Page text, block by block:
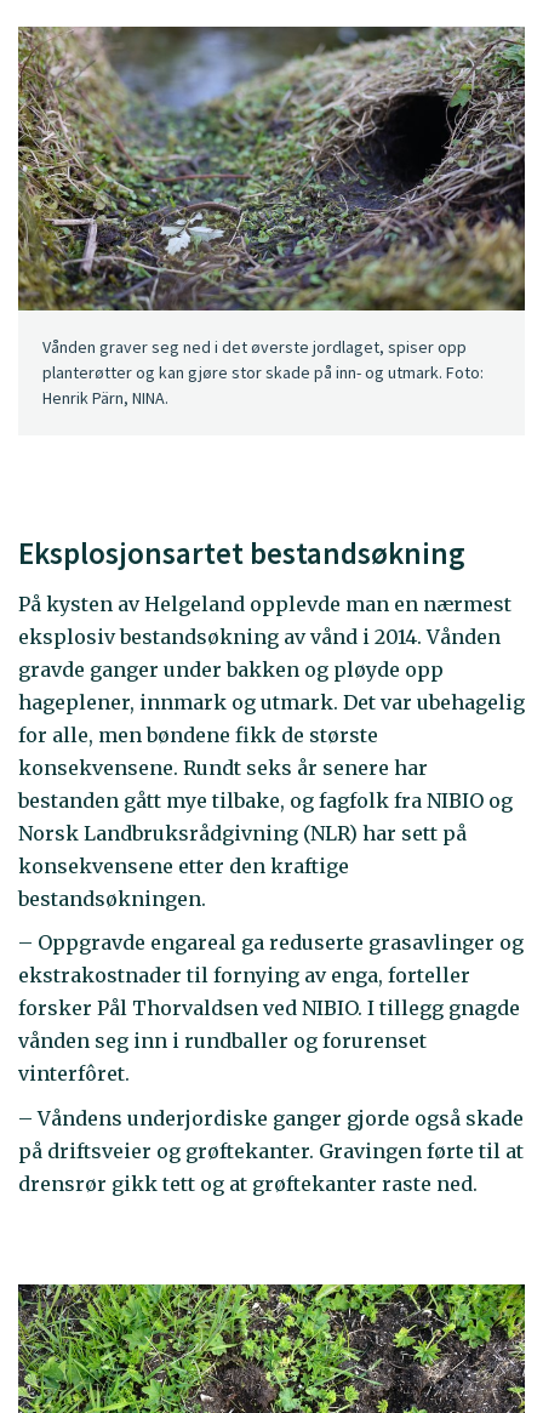
Vånden graver seg ned i det øverste jordlaget, spiser opp
planterøtter og kan gjøre stor skade på inn- og utmark. Foto:
Henrik Pärn, NINA.
Eksplosjonsartet bestandsøkning
På kysten av Helgeland opplevde man en nærmest
eksplosiv bestandsøkning av vånd i 2014. Vånden
gravde ganger under bakken og pløyde opp
hageplener, innmark og utmark. Det var ubehagelig
for alle, men bøndene fikk de største
konsekvensene. Rundt seks år senere har
bestanden gått mye tilbake, og fagfolk fra NIBIO og
Norsk Landbruksrådgivning (NLR) har sett på
konsekvensene etter den kraftige
bestandsøkningen.
– Oppgravde engareal ga reduserte grasavlinger og
ekstrakostnader til fornying av enga, forteller
forsker Pål Thorvaldsen ved NIBIO. I tillegg gnagde
vånden seg inn i rundballer og forurenset
vinterfôret.
– Våndens underjordiske ganger gjorde også skade
på driftsveier og grøftekanter. Gravingen førte til at
drensrør gikk tett og at grøftekanter raste ned.